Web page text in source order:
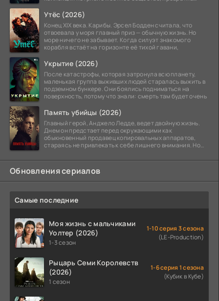
Утёс (2026)
Конец XIX века. Карибы. Эрсел Бодден считала, что
отвоевала у моря главный приз — обычную жизнь. Но
море ничего не забывает. Когда силуэт знакомого
корабля встаёт на горизонте её тихой гавани,
Укрытие (2026)
После катастрофы, которая затронула всю планету,
маленькая группа выживших людей старалась выжить в
подземном бункере. Они боялись подниматься на
поверхность, потому что знали: смерть там будет очень
Память убийцы (2026)
Главный герой, Анджело Ледде, ведет двойную жизнь.
Днем он предстает перед окружающими как
обыкновенный продавец копировальных аппаратов,
стараясь не привлекать к себе лишнего внимания. Но
Обновления сериалов
Самые последние
Моя жизнь с мальчиками
Уолтер (2026)
1-3 сезон
1-10 серия 3 сезона
(LE-Production)
Рыцарь Семи Королевств
(2026)
1 сезон
1-6 серия 1 сезона
(Кубик в Кубе)